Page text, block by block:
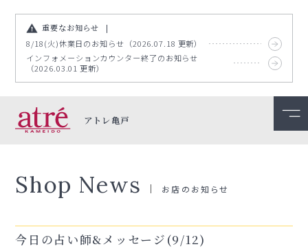
重要なお知らせ
8/18(火)休業日のお知らせ（2026.07.18 更新）
インフォメーションカウンター終了のお知らせ
（2026.03.01 更新）
アトレ亀戸
Shop News お店のお知らせ
今日の占い師&メッセージ(9/12)